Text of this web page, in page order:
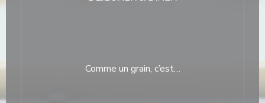
Comme un grain, c’est…